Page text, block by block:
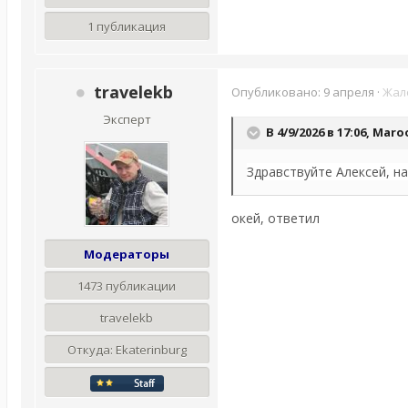
1 публикация
travelekb
Эксперт
Модераторы
1473 публикации
travelekb
Откуда: Ekaterinburg
Опубликовано: 9 апреля ·
В 4/9/2026 в 17:06,
Здравствуйте Алексей,
окей, ответил